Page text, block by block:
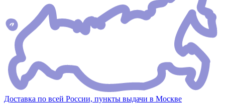
Доставка по всей России, пункты выдачи в Москве